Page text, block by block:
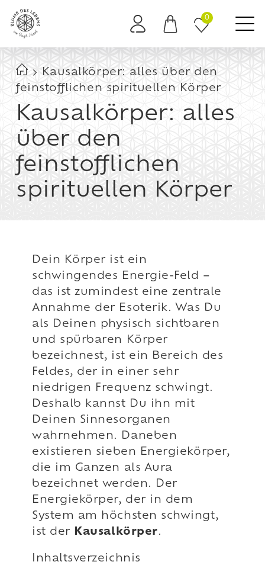
0
Kausalkörper: alles über den
feinstofflichen spirituellen Körper
Kausalkörper: alles
über den
feinstofflichen
spirituellen Körper
Dein Körper ist ein
schwingendes Energie-Feld –
das ist zumindest eine zentrale
Annahme der Esoterik. Was Du
als Deinen physisch sichtbaren
und spürbaren Körper
bezeichnest, ist ein Bereich des
Feldes, der in einer sehr
niedrigen Frequenz schwingt.
Deshalb kannst Du ihn mit
Deinen Sinnesorganen
wahrnehmen. Daneben
existieren sieben Energiekörper,
die im Ganzen als Aura
bezeichnet werden. Der
Energiekörper, der in dem
System am höchsten schwingt,
ist der Kausalkörper.
Inhaltsverzeichnis